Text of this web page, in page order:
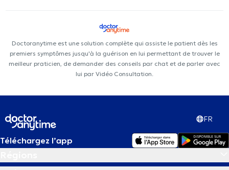
Doctoranytime est une solution complète qui assiste le patient dès les
premiers symptômes jusqu'à la guérison en lui permettant de trouver le
meilleur praticien, de demander des conseils par chat et de parler avec
lui par Vidéo Consultation.
FR
Téléchargez l’app